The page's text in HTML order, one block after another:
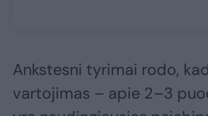
Ankstesni tyrimai rodo,
vartojimas – apie 2–3